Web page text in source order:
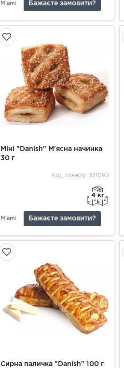
Miami Бажаєте замовити?
Міні "Danish" М'ясна начинка
30 г
Код товару: 321093
4 кг
Miami Бажаєте замовити?
Сирна паличка "Danish" 100 г